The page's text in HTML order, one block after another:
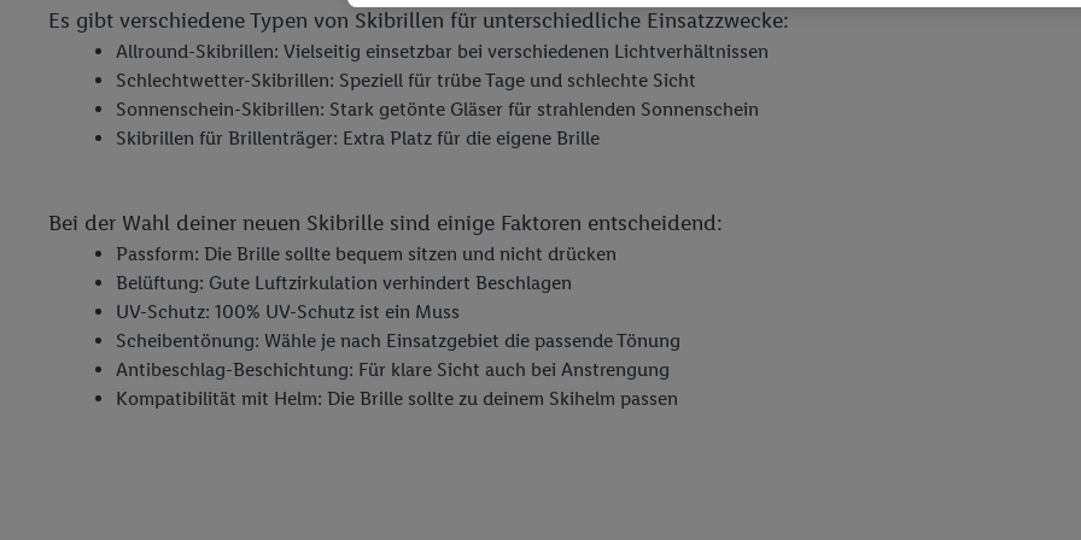
Es gibt verschiedene Typen von Skibrillen für unterschiedliche Einsatzzwecke:
Allround-Skibrillen: Vielseitig einsetzbar bei verschiedenen Lichtverhältnissen
Schlechtwetter-Skibrillen: Speziell für trübe Tage und schlechte Sicht
Sonnenschein-Skibrillen: Stark getönte Gläser für strahlenden Sonnenschein
Skibrillen für Brillenträger: Extra Platz für die eigene Brille
Bei der Wahl deiner neuen Skibrille sind einige Faktoren entscheidend:
Passform: Die Brille sollte bequem sitzen und nicht drücken
Belüftung: Gute Luftzirkulation verhindert Beschlagen
UV-Schutz: 100% UV-Schutz ist ein Muss
Scheibentönung: Wähle je nach Einsatzgebiet die passende Tönung
Antibeschlag-Beschichtung: Für klare Sicht auch bei Anstrengung
Kompatibilität mit Helm: Die Brille sollte zu deinem Skihelm passen
genauen Standortdaten) auch über verschiedene Endgeräte und Lidl-Dienste hinweg
Erfolgsmessung der Werbung, zur Zielgruppenforschung, zur Entwicklung von Angeboten sowie
Sicherung und Optimierung dieser Werbeausspielungen.
Sofern Sie hier Ihre Zustimmung dazu erteilen und danach ein Lidl Plus-Konto erstellen bzw. sich
Verantwortlichkeit mit einem der oben genannten Partner verwendet werden, um daraus eine
zu erstellen (die sogenannte EUID), die wir sodann ähnlich wie die sogleich beschriebene Utiq-
Hierzu wird von uns und einem der anderen oben genannten Partner auch Ihre in einen Hashwert
Zudem erlauben Sie uns, der Utiq SA/NV („Utiq“) und Ihrem
den Lidl-Diensten einzusetzen. Utiq prüft zunächst anhand Ihrer IP-Adresse, ob die Technologie
Wenn das der Fall ist, gibt Utiq Ihre IP-Adresse an Ihren Netzbetreiber weiter, der anhand der IP-